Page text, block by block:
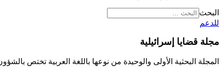
البحث
للدعم
مجلة قضايا إسرائيلية
المجلة البحثية الأولى والوحيدة من نوعها باللغة العربية تختص